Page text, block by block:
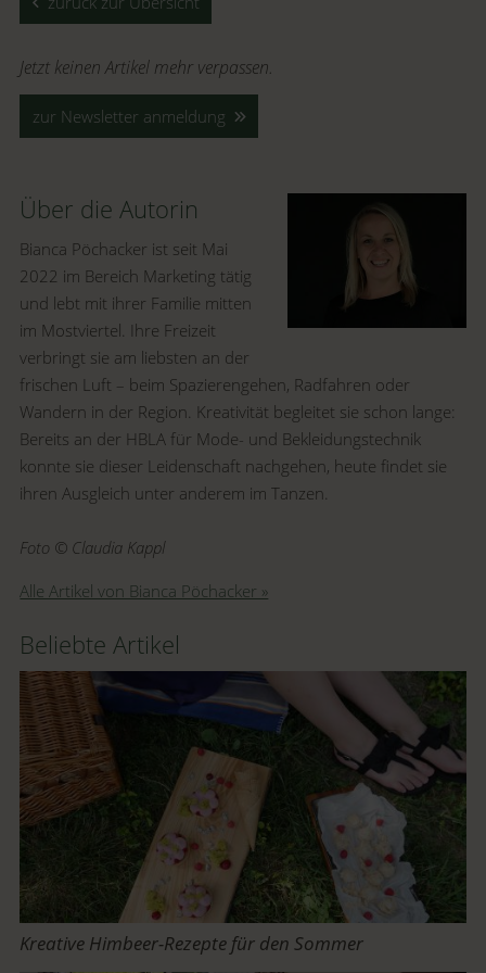
Jetzt keinen Artikel mehr verpassen.
zur Newsletter anmeldung
Über die Autorin
Bianca Pöchacker ist seit Mai
2022 im Bereich Marketing tätig
und lebt mit ihrer Familie mitten
im Mostviertel. Ihre Freizeit
verbringt sie am liebsten an der
frischen Luft – beim Spazierengehen, Radfahren oder
Wandern in der Region. Kreativität begleitet sie schon lange:
Bereits an der HBLA für Mode- und Bekleidungstechnik
konnte sie dieser Leidenschaft nachgehen, heute findet sie
ihren Ausgleich unter anderem im Tanzen.
Foto © Claudia Kappl
Alle Artikel von Bianca Pöchacker »
Beliebte Artikel
Kreative Himbeer-Rezepte für den Sommer